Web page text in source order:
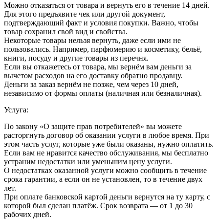
Можно отказаться от товара и вернуть его в течение 14 дней.
Для этого предъявите чек или другой документ,
подтверждающий факт и условия покупки. Важно, чтобы
товар сохранил свой вид и свойства.
Некоторые товары нельзя вернуть, даже если ими не
пользовались. Например, парфюмерию и косметику, бельё,
книги, посуду и другие товары из перечня.
Если вы откажетесь от товара, мы вернём вам деньги за
вычетом расходов на его доставку обратно продавцу.
Деньги за заказ вернём не позже, чем через 10 дней,
независимо от формы оплаты (наличная или безналичная).
Услуга:
По закону «О защите прав потребителей» вы можете
расторгнуть договор об оказании услуги в любое время. При
этом часть услуг, которые уже были оказаны, нужно оплатить.
Если вам не нравится качество обслуживания, мы бесплатно
устраним недостатки или уменьшим цену услуги.
О недостатках оказанной услуги можно сообщить в течение
срока гарантии, а если он не установлен, то в течение двух
лет.
При оплате банковской картой деньги вернутся на ту карту, с
которой был сделан платёж. Срок возврата — от 1 до 30
рабочих дней.